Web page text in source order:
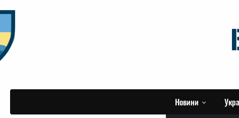
to
content
Новини